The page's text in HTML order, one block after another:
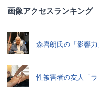
画像アクセスランキング
森喜朗氏の「影響
性被害者の友人「ラ